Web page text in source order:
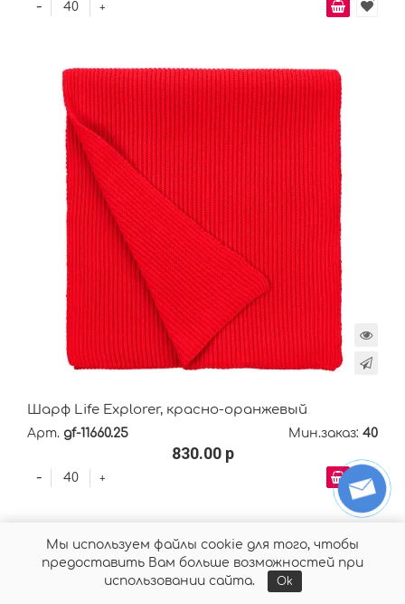
+
-
Шарф Life Explorer, красно-оранжевый
Арт. gf-11660.25 Мин.заказ: 40
830.00 р
+
-
Мы используем файлы cookie для того, чтобы
предоставить Вам больше возможностей при
использовании сайта.
Ok